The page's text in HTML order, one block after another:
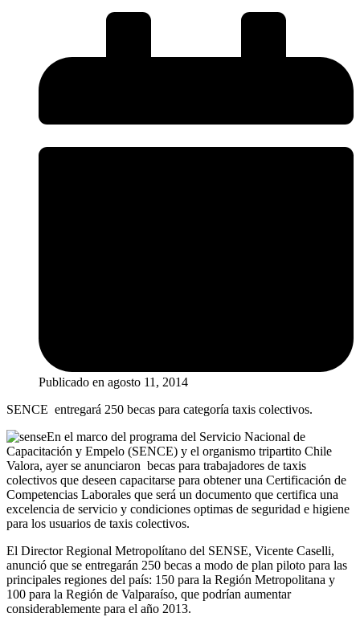
Publicado en agosto 11, 2014
SENCE entregará 250 becas para categoría taxis colectivos.
En el marco del programa del Servicio Nacional de
Capacitación y Empelo (SENCE) y el organismo tripartito Chile
Valora, ayer se anunciaron becas para trabajadores de taxis
colectivos que deseen capacitarse para obtener una Certificación de
Competencias Laborales que será un documento que certifica una
excelencia de servicio y condiciones optimas de seguridad e higiene
para los usuarios de taxis colectivos.
El Director Regional Metropolítano del SENSE, Vicente Caselli,
anunció que se entregarán 250 becas a modo de plan piloto para las
principales regiones del país: 150 para la Región Metropolitana y
100 para la Región de Valparaíso, que podrían aumentar
considerablemente para el año 2013.